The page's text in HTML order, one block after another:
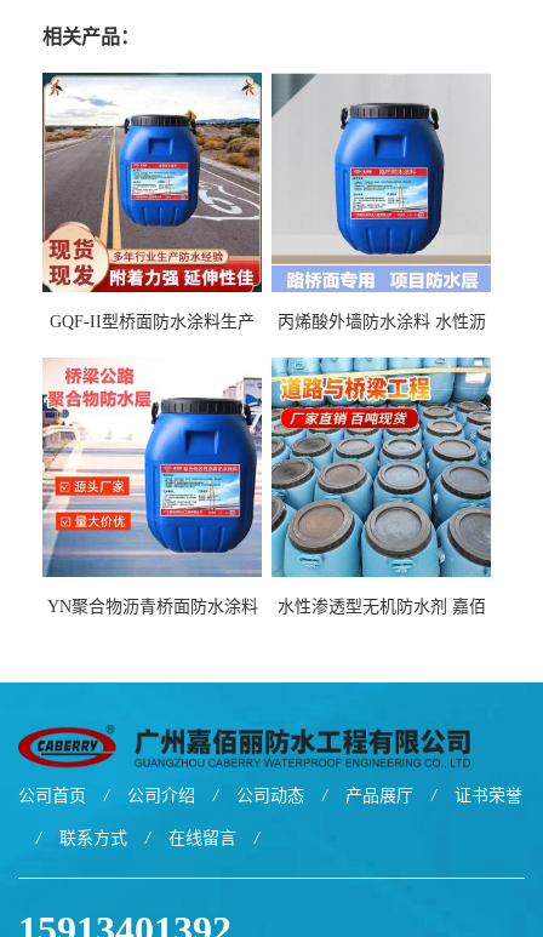
相关产品：
GQF-II型桥面防水涂料生产
丙烯酸外墙防水涂料 水性沥
厂家
YN聚合物沥青桥面防水涂料
水性渗透型无机防水剂 嘉佰
公司首页 / 公司介绍 / 公司动态 / 产品展厅 / 证书荣誉
/ 联系方式 / 在线留言 /